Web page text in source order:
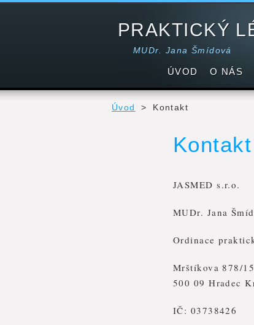
PRAKTICKÝ
MUDr. Jana Šmídová
Úvod > Kontakt
Kontakt
JASMED s.r.o.
MUDr. Jana
Ordinace
Mrštíkova 878/15
500 09 Hradec
IČ: 03738426
ÚVOD O NÁS